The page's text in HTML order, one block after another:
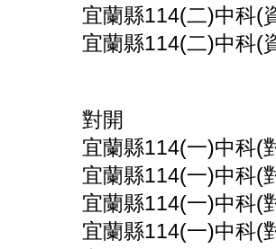
宜蘭縣114(二)中科(
宜蘭縣114(二)中科(
對開
宜蘭縣114(一)中科(
宜蘭縣114(一)中科(
宜蘭縣114(一)中科(
宜蘭縣114(一)中科(